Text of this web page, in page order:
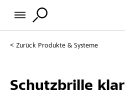
Zurück Produkte & Systeme
Schutzbrille klar